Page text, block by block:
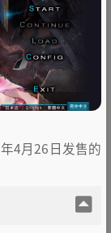
4月26日发售的